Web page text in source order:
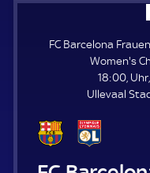
FC Barcelona
Women's
18:00,
Ullevaal